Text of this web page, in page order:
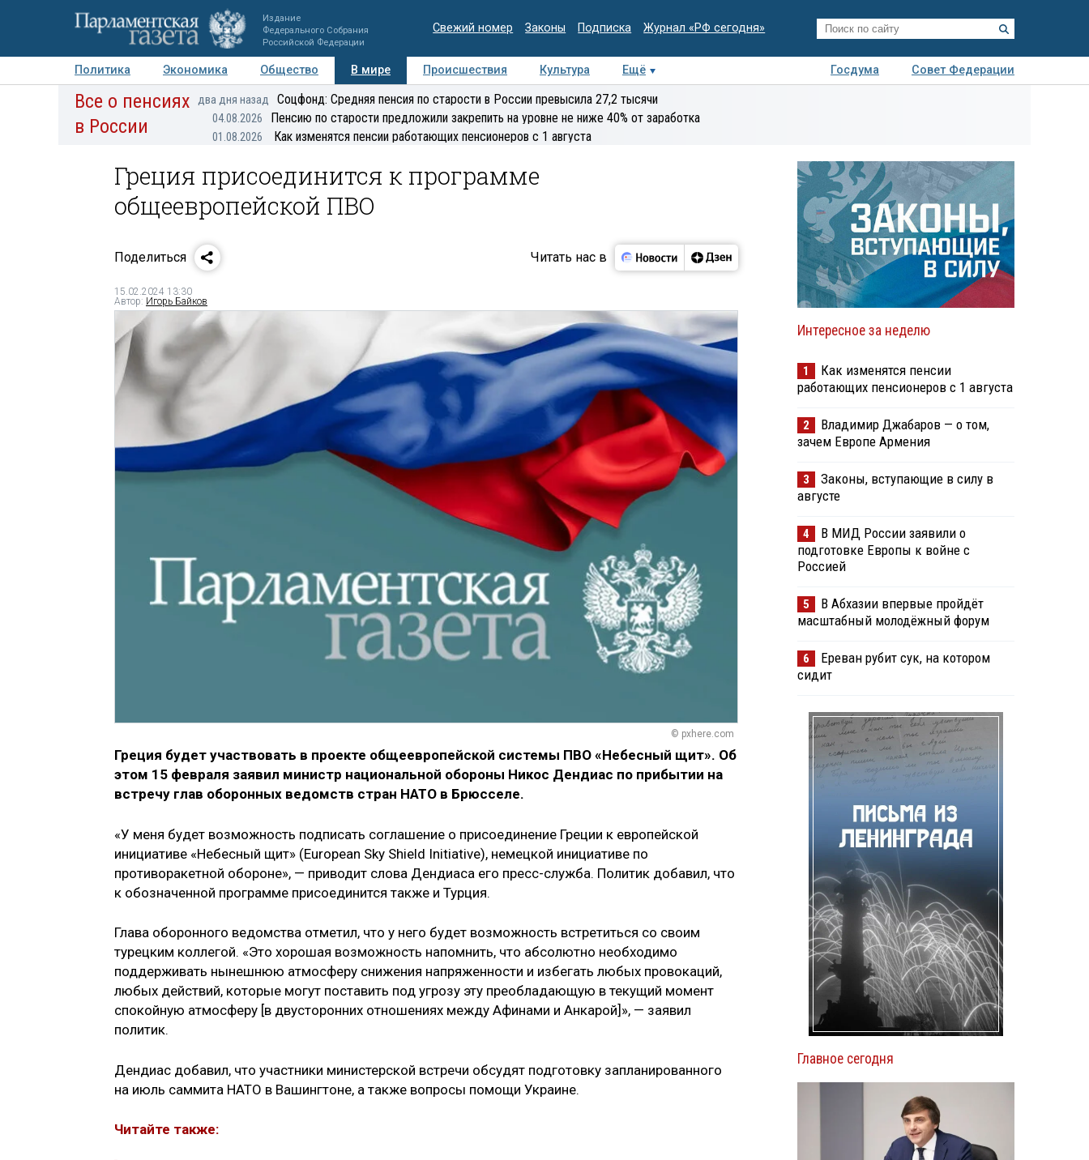
Издание
Федерального Собрания
Российской Федерации
Свежий номер Законы Подписка Журнал «РФ сегодня»
Политика Экономика Общество В мире Происшествия Культура Ещё Госдума
Совет Федерации
Авторы Персоны Мнения Регионы Медиацентр Интервью Колумнисты
Все о пенсиях
в России
два дня назад Соцфонд: Средняя пенсия по старости в России превысила 27,2 тысячи
04.08.2026 Пенсию по старости предложили закрепить на уровне не ниже 40% от заработка
01.08.2026 Как изменятся пенсии работающих пенсионеров с 1 августа
Греция присоединится к программе
общеевропейской ПВО
Поделиться Читать нас в
15.02.2024 13:30
Автор: Игорь Байков
© pxhere.com
Греция будет участвовать в проекте общеевропейской системы ПВО «Небесный щит». Об
этом 15 февраля заявил министр национальной обороны Никос Дендиас по прибытии на
встречу глав оборонных ведомств стран НАТО в Брюсселе.
«У меня будет возможность подписать соглашение о присоединение Греции к европейской
инициативе «Небесный щит» (European Sky Shield Initiative), немецкой инициативе по
противоракетной обороне», — приводит слова Дендиаса его пресс-служба. Политик добавил, что
к обозначенной программе присоединится также и Турция.
Глава оборонного ведомства отметил, что у него будет возможность встретиться со своим
турецким коллегой. «Это хорошая возможность напомнить, что абсолютно необходимо
поддерживать нынешнюю атмосферу снижения напряженности и избегать любых провокаций,
любых действий, которые могут поставить под угрозу эту преобладающую в текущий момент
спокойную атмосферу [в двусторонних отношениях между Афинами и Анкарой]», — заявил
политик.
Дендиас добавил, что участники министерской встречи обсудят подготовку запланированного
на июль саммита НАТО в Вашингтоне, а также вопросы помощи Украине.
Читайте также:
Интересное за неделю
1
Как изменятся пенсии
работающих пенсионеров с 1 августа
2
Владимир Джабаров — о том,
зачем Европе Армения
3
Законы, вступающие в силу в
августе
4
В МИД России заявили о
подготовке Европы к войне с
Россией
5
В Абхазии впервые пройдёт
масштабный молодёжный форум
6
Ереван рубит сук, на котором
сидит
Главное сегодня